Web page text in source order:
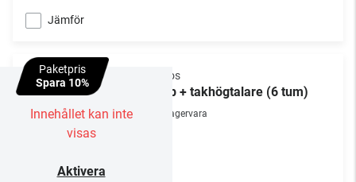
Jämför
Paketpris
Spara 10%
Innehållet kan inte
visas
Aktivera
Sonos
Amp + takhögtalare (6 tum)
Lagervara